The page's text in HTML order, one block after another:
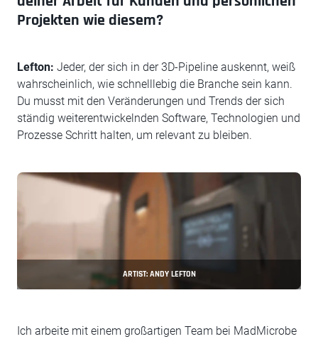
Projekten wie diesem?
Lefton: Jeder, der sich in der 3D-Pipeline auskennt, weiß
wahrscheinlich, wie schnelllebig die Branche sein kann.
Du musst mit den Veränderungen und Trends der sich
ständig weiterentwickelnden Software, Technologien und
Prozesse Schritt halten, um relevant zu bleiben.
ARTIST: ANDY LEFTON
Ich arbeite mit einem großartigen Team bei MadMicrobe